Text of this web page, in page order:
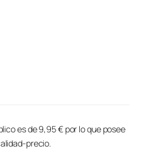
es de 9,95 € por lo que posee
precio.